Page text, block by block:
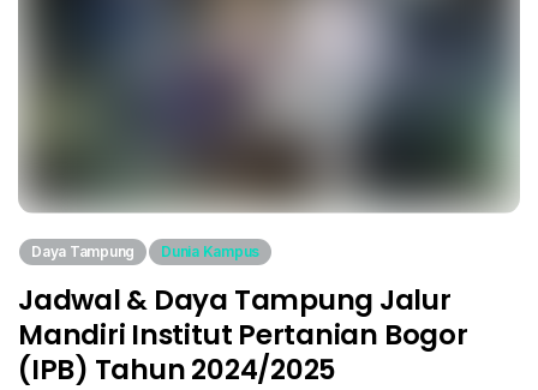
Daya Tampung Dunia Kampus
Jadwal & Daya Tampung Jalur
Mandiri Institut Pertanian Bogor
(IPB) Tahun 2024/2025